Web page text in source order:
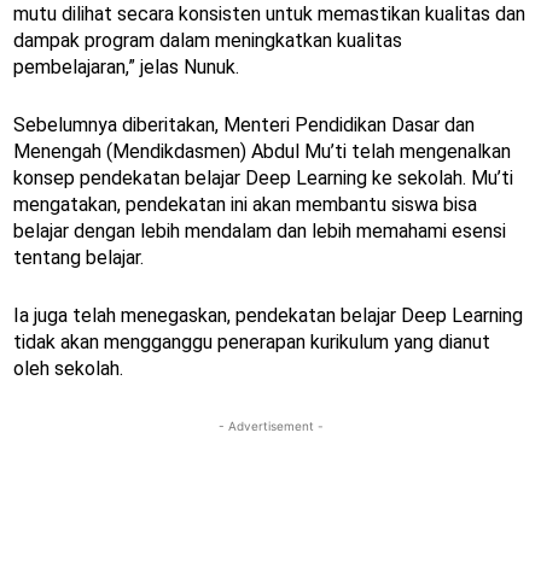
mutu dilihat secara konsisten untuk memastikan kualitas dan
dampak program dalam meningkatkan kualitas
pembelajaran,” jelas Nunuk.
Sebelumnya diberitakan, Menteri Pendidikan Dasar dan
Menengah (Mendikdasmen) Abdul Mu’ti telah mengenalkan
konsep pendekatan belajar Deep Learning ke sekolah. Mu’ti
mengatakan, pendekatan ini akan membantu siswa bisa
belajar dengan lebih mendalam dan lebih memahami esensi
tentang belajar.
Ia juga telah menegaskan, pendekatan belajar Deep Learning
tidak akan mengganggu penerapan kurikulum yang dianut
oleh sekolah.
- Advertisement -